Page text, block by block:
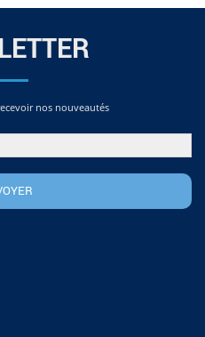
nos nouveautés